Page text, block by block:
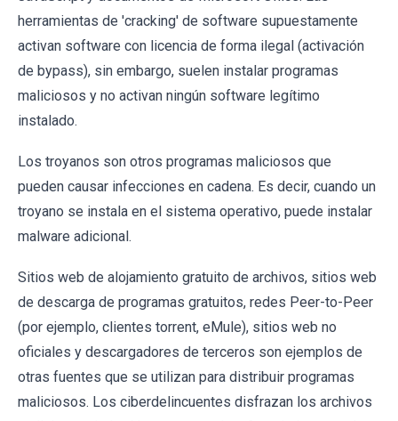
herramientas de 'cracking' de software supuestamente
activan software con licencia de forma ilegal (activación
de bypass), sin embargo, suelen instalar programas
maliciosos y no activan ningún software legítimo
instalado.
Los troyanos son otros programas maliciosos que
pueden causar infecciones en cadena. Es decir, cuando un
troyano se instala en el sistema operativo, puede instalar
malware adicional.
Sitios web de alojamiento gratuito de archivos, sitios web
de descarga de programas gratuitos, redes Peer-to-Peer
(por ejemplo, clientes torrent, eMule), sitios web no
oficiales y descargadores de terceros son ejemplos de
otras fuentes que se utilizan para distribuir programas
maliciosos. Los ciberdelincuentes disfrazan los archivos